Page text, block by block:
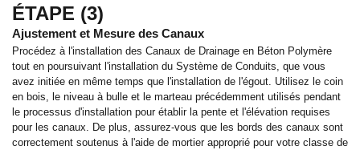
ÉTAPE (3)
Ajustement et Mesure des Canaux
Procédez à l'installation des Canaux de Drainage en Béton Polymère
tout en poursuivant l'installation du Système de Conduits, que vous
avez initiée en même temps que l'installation de l'égout. Utilisez le coin
en bois, le niveau à bulle et le marteau précédemment utilisés pendant
le processus d'installation pour établir la pente et l'élévation requises
pour les canaux. De plus, assurez-vous que les bords des canaux sont
correctement soutenus à l'aide de mortier approprié pour votre classe de